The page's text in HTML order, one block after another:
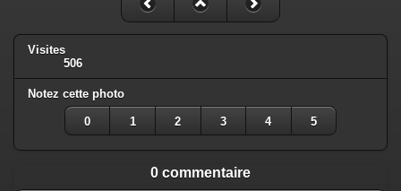
Visites
506
Notez cette photo
0 1 2 3 4 5
0 commentaire